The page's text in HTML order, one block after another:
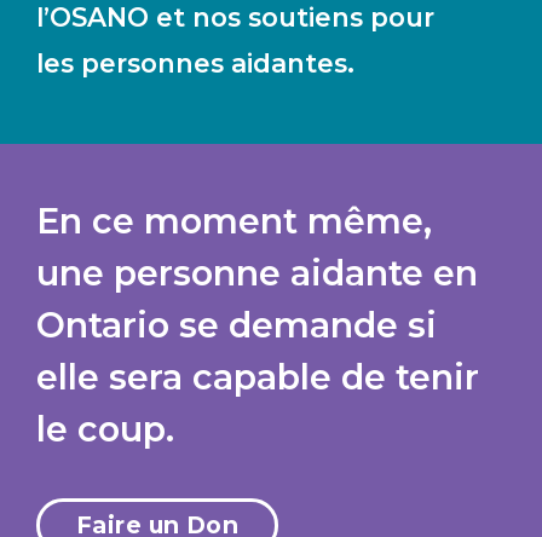
l’OSANO et nos soutiens pour
les personnes aidantes.
En ce moment même,
une personne aidante en
Ontario se demande si
elle sera capable de tenir
le coup.
Faire un Don